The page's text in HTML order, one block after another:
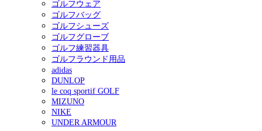
ゴルフウェア
ゴルフバッグ
ゴルフシューズ
ゴルフグローブ
ゴルフ練習器具
ゴルフラウンド用品
adidas
DUNLOP
le coq sportif GOLF
MIZUNO
NIKE
UNDER ARMOUR